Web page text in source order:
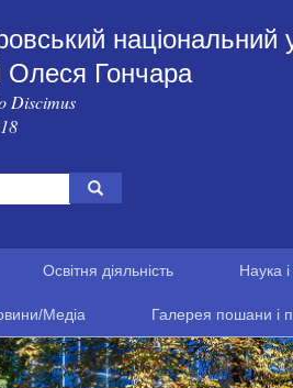
національний
Олеся Гончара
Discimus
Освітня діяльність Наука
Медіа Галерея пошани і